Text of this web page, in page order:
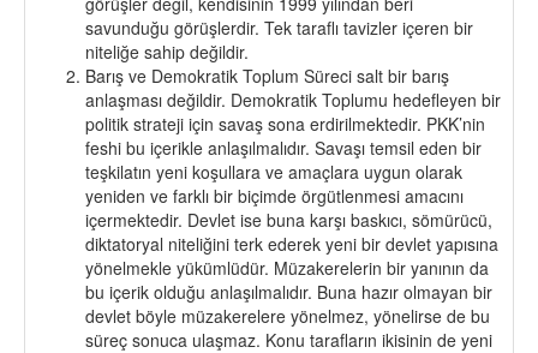
savunduğu görüşlerdir. Tek taraflı tavizler içeren bir
niteliğe sahip değildir.
Barış ve Demokratik Toplum Süreci salt bir barış
anlaşması değildir. Demokratik Toplumu hedefleyen bir
politik strateji için savaş sona erdirilmektedir. PKK’nin
feshi bu içerikle anlaşılmalıdır. Savaşı temsil eden bir
teşkilatın yeni koşullara ve amaçlara uygun olarak
yeniden ve farklı bir biçimde örgütlenmesi amacını
içermektedir. Devlet ise buna karşı baskıcı, sömürücü,
diktatoryal niteliğini terk ederek yeni bir devlet yapısına
yönelmekle yükümlüdür. Müzakerelerin bir yanının da
bu içerik olduğu anlaşılmalıdır. Buna hazır olmayan bir
devlet böyle müzakerelere yönelmez, yönelirse de bu
süreç sonuca ulaşmaz. Konu tarafların ikisinin de yeni